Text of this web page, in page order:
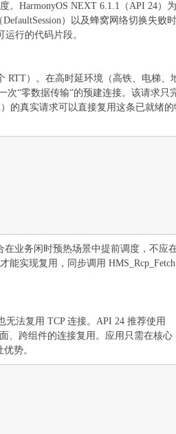
HarmonyOS NEXT 6.1.1（API 24）为
）以及蜂窝网络切换失败
运行的代码片段。
）。在高时延环境（高铁、电梯、
次“零数据传输”的预建连接。该请求只
的真实请求可以直接复用这条已就绪
业务闲时预热场景中提前调度，不应
能实现复用，同步调用
无法复用 TCP 连接。API 24 推荐使用
、跨组件的连接复用。应用只需在核心
势。